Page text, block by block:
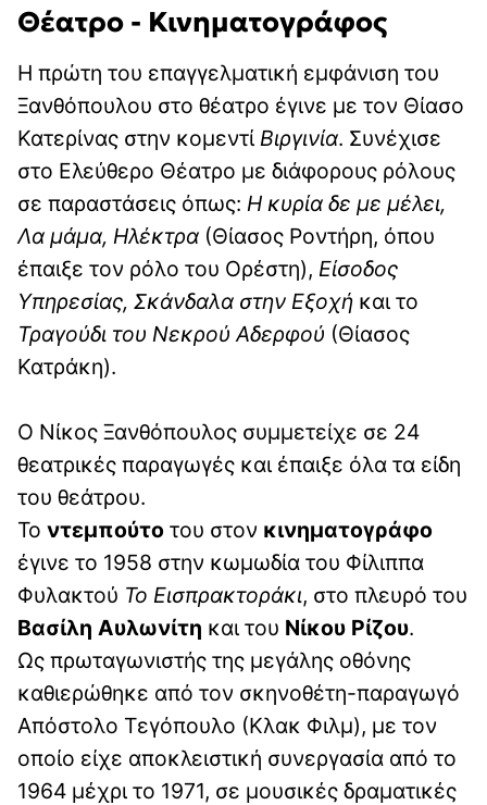
Θέατρο - Κινηματογράφος
Η πρώτη του επαγγελματική εμφάνιση του
Ξανθόπουλου στο θέατρο έγινε με τον Θίασο
Κατερίνας στην κομεντί Βιργινία. Συνέχισε
στο Ελεύθερο Θέατρο με διάφορους ρόλους
σε παραστάσεις όπως: Η κυρία δε με μέλει,
Λα μάμα, Ηλέκτρα (Θίασος Ροντήρη, όπου
έπαιξε τον ρόλο του Ορέστη), Είσοδος
Υπηρεσίας, Σκάνδαλα στην Εξοχή και το
Τραγούδι του Νεκρού Αδερφού (Θίασος
Κατράκη).
Ο Νίκος Ξανθόπουλος συμμετείχε σε 24
θεατρικές παραγωγές και έπαιξε όλα τα είδη
του θεάτρου.
Το ντεμπούτο του στον κινηματογράφο
έγινε το 1958 στην κωμωδία του Φίλιππα
Φυλακτού Το Εισπρακτοράκι, στο πλευρό του
Βασίλη Αυλωνίτη και του Νίκου Ρίζου.
Ως πρωταγωνιστής της μεγάλης οθόνης
καθιερώθηκε από τον σκηνοθέτη-παραγωγό
Απόστολο Τεγόπουλο (Κλακ Φιλμ), με τον
οποίο είχε αποκλειστική συνεργασία από το
1964 μέχρι το 1971, σε μουσικές δραματικές